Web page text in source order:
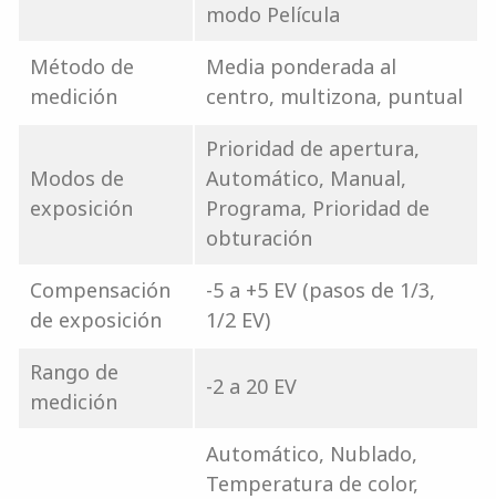
modo Película
Método de
medición
Media ponderada al
centro, multizona, puntual
Modos de
exposición
Prioridad de apertura,
Automático, Manual,
Programa, Prioridad de
obturación
Compensación
de exposición
-5 a +5 EV (pasos de 1/3,
1/2 EV)
Rango de
medición
-2 a 20 EV
Automático, Nublado,
Temperatura de color,